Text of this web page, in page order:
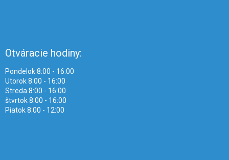
Otváracie hodiny:
Pondelok 8:00 - 16:00
Utorok 8:00 - 16:00
Streda 8:00 - 16:00
štvrtok 8:00 - 16:00
Piatok 8:00 - 12:00